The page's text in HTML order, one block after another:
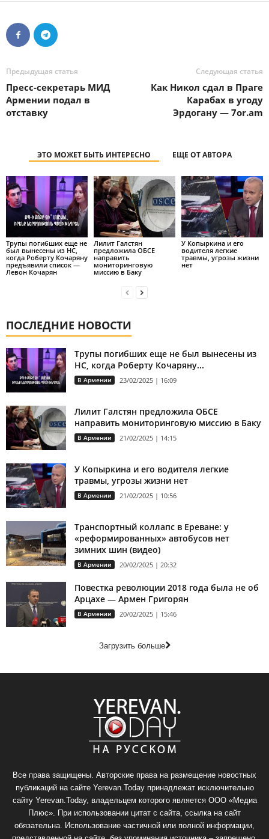
Предыдущая статья
Пресс-секретарь МИД
Армении подал в
отставку
Следующая статья
Как Никол сдал в Праге
Карабах в угоду
Эрдогану — 7or.am
ЭТО МОЖЕТ БЫТЬ ИНТЕРЕСНО ЕЩЕ ОТ АВТОРА
Трупы погибших еще не
был вынесены из НС,
когда Роберту Кочаряну
предъявили список —
Левон Кочарян
Лилит Галстян
предложила ОБСЕ
направить
мониторинговую
миссию в Баку
У Копыркина и его
водителя легкие
травмы, угрозы жизни
нет
ПОСЛЕДНИЕ НОВОСТИ
Трупы погибших еще не был вынесены из
НС, когда Роберту Кочаряну...
В Армении 23/02/2025 | 16:09
Лилит Галстян предложила ОБСЕ
направить мониторинговую миссию в Баку
В Армении 21/02/2025 | 14:15
У Копыркина и его водителя легкие
травмы, угрозы жизни нет
В Армении 21/02/2025 | 10:56
Транспортный коллапс в Ереване: у
«реформированных» автобусов нет
зимних шин (видео)
В Армении 20/02/2025 | 20:32
Повестка революции 2018 года была не об
Арцахе — Армен Григорян
В Армении 20/02/2025 | 15:46
Загрузить больше
Все права защищены. Авторские права на размещение новостных
публикаций на сайте Yerevan.Today принадлежат исключительно
сайту Yerevan.Today, владельцем которого является ООО «Медиа
Плюс». При использовании цитат с сайта, ссылка на сайт
обязательна. Использование частичной или полной информации,